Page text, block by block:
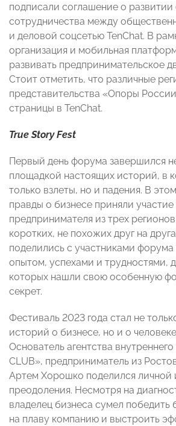
подписали соглашение о развитии
сотрудничества между
и деловой соцсетью TenChat. В
организация и мобильная
развивать предпринимательское
Стоит отметить, что различные
представительства «Опоры
страницы в TenChat.
True Story Fest
Первый день форума завершился
площадкой настоящих историй, в
только взлеты, но и падения. В
правды о бизнесе приняли
предпринимателя из трех
коротких, не похожих друг на
поделились с участниками
опытом, успехами и трудностями,
которых нашли свою особенную
секрет.
Фестиваль 2023 года стал не
историй о бизнесе, но и о
Основатель агентства
CLUB», предприниматель из
Артем Хорошко поделился личной
преодоления. Несмотря на
владелец бизнеса сумел победить
на плаву компанию и выстроить